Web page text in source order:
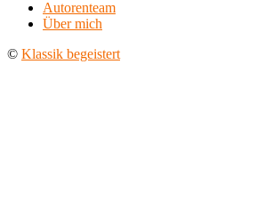
Autorenteam
Über mich
© Klassik begeistert